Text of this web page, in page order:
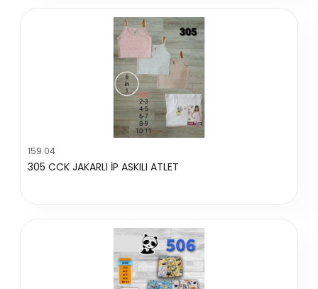
159.04
305 CCK JAKARLI İP ASKILI ATLET